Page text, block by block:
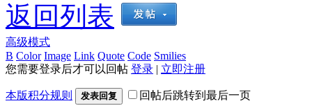
返回列表
高级模式
B Color Image Link Quote Code Smilies
您需要登录后才可以回帖 登录 | 立即注册
本版积分规则 发表回复 回帖后跳转到最后一页